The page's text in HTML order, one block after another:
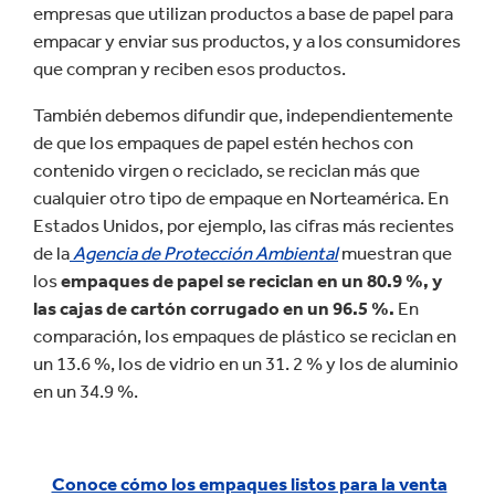
empresas que utilizan productos a base de papel para
empacar y enviar sus productos, y a los consumidores
que compran y reciben esos productos.
También debemos difundir que, independientemente
de que los empaques de papel estén hechos con
contenido virgen o reciclado, se reciclan más que
cualquier otro tipo de empaque en Norteamérica. En
Estados Unidos, por ejemplo, las cifras más recientes
de la Agencia de Protección Ambientalmuestran que
losempaques de papel se reciclan en un 80.9 %, y
las cajas de cartón corrugado en un 96.5 %. En
comparación, los empaques de plástico se reciclan en
un 13.6 %, los de vidrio en un 31. 2 % y los de aluminio
en un 34.9 %.
Conoce cómo los empaques listos para la venta